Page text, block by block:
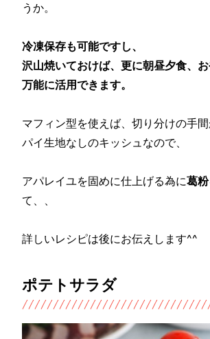
うか。
冷凍保存も可能ですし、
沢山焼いておけば、更に朝昼夕食、お
万能に活用できます。
マフィン型を使えば、切り分けの手間
パイ生地なしのキッシュなので、
アパレイユを固めに仕上げる為に葛粉
て、、
詳しいレシピは後にお伝えします^^
ポテトサラダ